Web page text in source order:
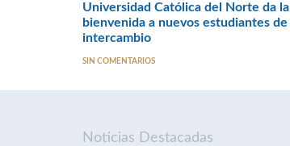
Universidad Católica del Norte da la
bienvenida a nuevos estudiantes de
intercambio
SIN COMENTARIOS
Noticias Destacadas